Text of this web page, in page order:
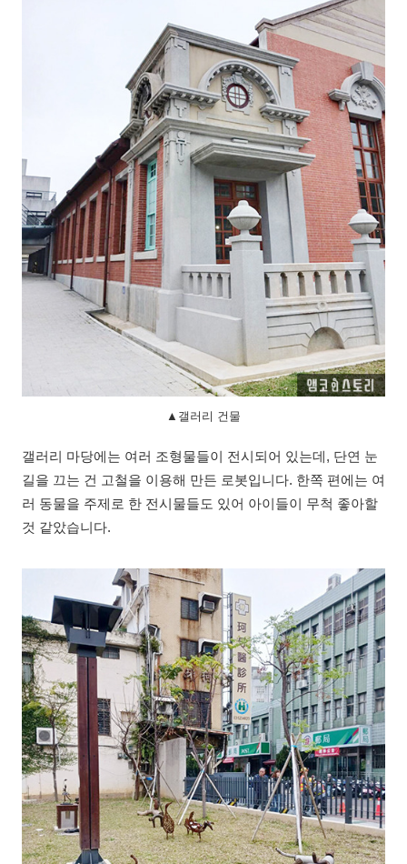
▲갤러리 건물
갤러리 마당에는 여러 조형물들이 전시되어 있는데, 단연 눈
길을 끄는 건 고철을 이용해 만든 로봇입니다. 한쪽 편에는 여
러 동물을 주제로 한 전시물들도 있어 아이들이 무척 좋아할
것 같았습니다.